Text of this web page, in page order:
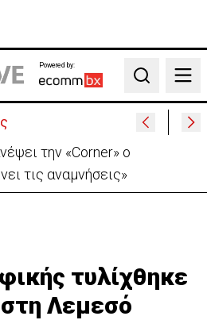
Powered by:
Search
την «Corner» o
τις αναμνήσεις»
τυλίχθηκε
Λεμεσό